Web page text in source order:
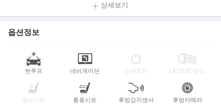
상세보기
옵션정보
썬루프 네비게이션 스마트키 LED/HID램프
열선시트 통풍시트 후방감지센서 후방카메라